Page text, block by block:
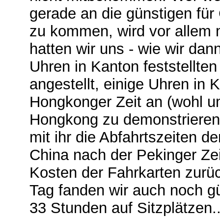
gerade an die günstigen
zu kommen, wird vor allem
hatten wir uns - wie wir
Uhren in Kanton
angestellt, einige Uhren in
Hongkonger Zeit an (wohl
Hongkong zu
mit ihr die Abfahrtszeiten
China nach der Pekinger
Kosten der Fahrkarten
Tag fanden wir auch noch
33 Stunden auf